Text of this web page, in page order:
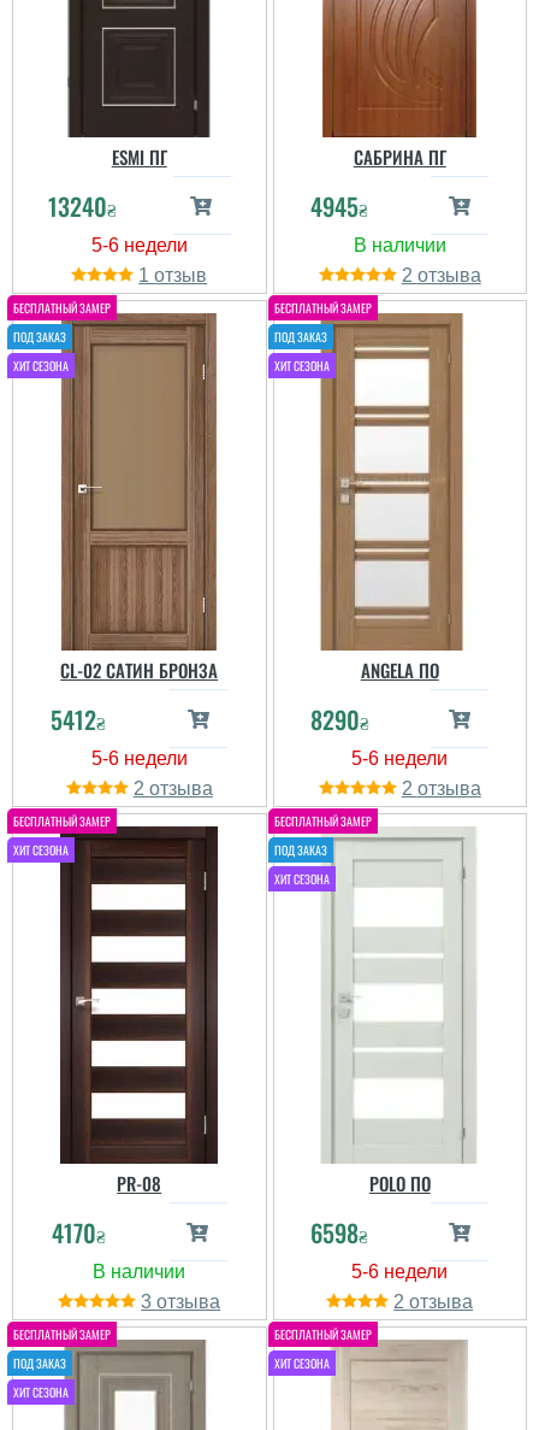
ESMI ПГ
13240₴
1
читати всі відгуки
САБРИНА ПГ
4945₴
2
CL-02 САТИН БРОНЗА
5412₴
2
ANGELA ПО
8290₴
2
PR-08
4170₴
3
POLO ПО
6598₴
2